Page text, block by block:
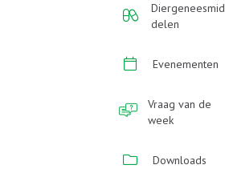
Diergeneesmid
delen
Evenementen
Vraag van de
week
Downloads